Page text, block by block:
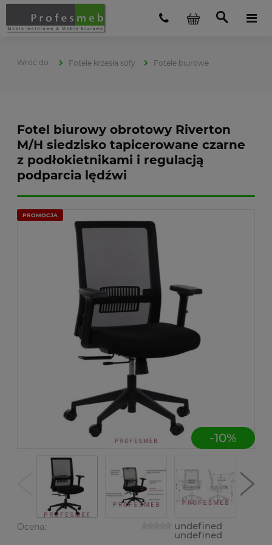
Fotele krzesła sofy Fotele biurowe
Fotel biurowy obrotowy Riverton
M/H siedzisko tapicerowane czarne
z podłokietnikami i regulacją
podparcia lędźwi
PROMOCJA
-10%
Ocena: undefined
undefined